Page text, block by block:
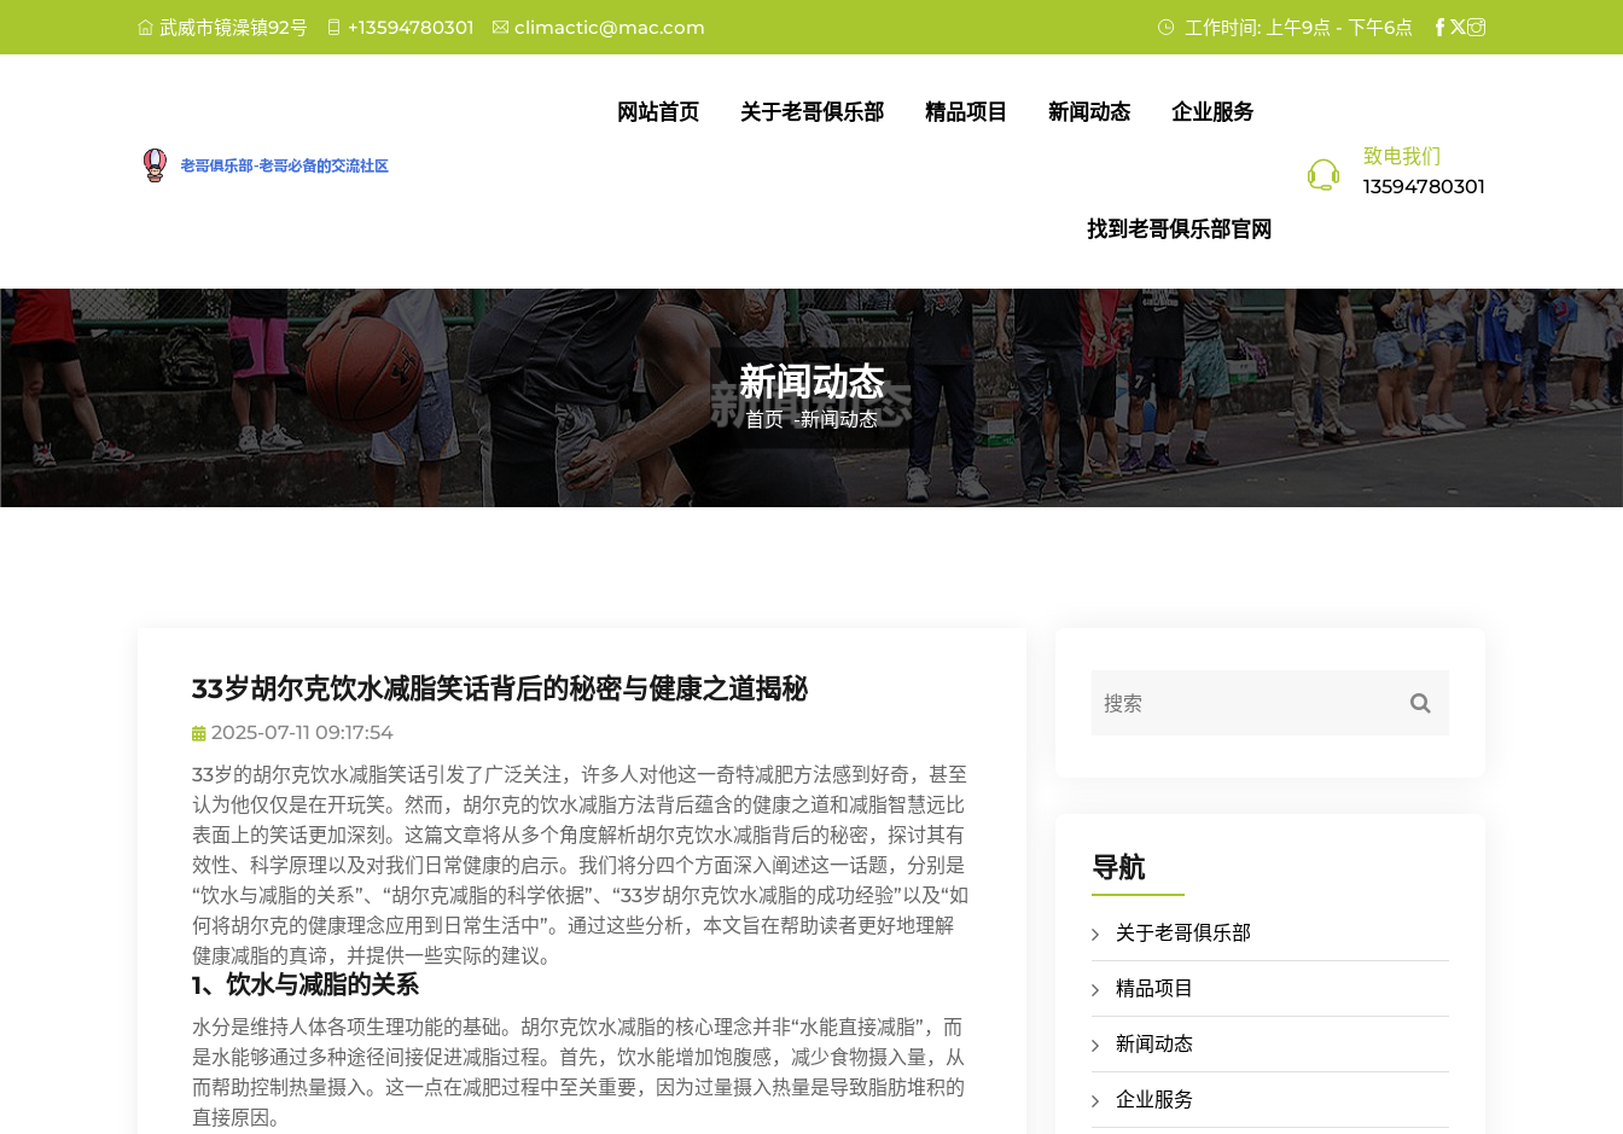
武威市镜澡镇92号 +13594780301 climactic@mac.com 工作时间: 上午9点 - 下午6点
网站首页 关于老哥俱乐部 精品项目 新闻动态 企业服务
找到老哥俱乐部官网
致电我们
13594780301
新闻动态
首页 -新闻动态
33岁胡尔克饮水减脂笑话背后的秘密与健康之道揭秘
2025-07-11 09:17:54
33岁的胡尔克饮水减脂笑话引发了广泛关注，许多人对他这一奇特减肥方法感到好奇，甚至
认为他仅仅是在开玩笑。然而，胡尔克的饮水减脂方法背后蕴含的健康之道和减脂智慧远比
表面上的笑话更加深刻。这篇文章将从多个角度解析胡尔克饮水减脂背后的秘密，探讨其有
效性、科学原理以及对我们日常健康的启示。我们将分四个方面深入阐述这一话题，分别是
“饮水与减脂的关系”、“胡尔克减脂的科学依据”、“33岁胡尔克饮水减脂的成功经验”以及“如
何将胡尔克的健康理念应用到日常生活中”。通过这些分析，本文旨在帮助读者更好地理解
健康减脂的真谛，并提供一些实际的建议。
1、饮水与减脂的关系
水分是维持人体各项生理功能的基础。胡尔克饮水减脂的核心理念并非“水能直接减脂”，而
是水能够通过多种途径间接促进减脂过程。首先，饮水能增加饱腹感，减少食物摄入量，从
而帮助控制热量摄入。这一点在减肥过程中至关重要，因为过量摄入热量是导致脂肪堆积的
直接原因。
导航
关于老哥俱乐部
精品项目
新闻动态
企业服务